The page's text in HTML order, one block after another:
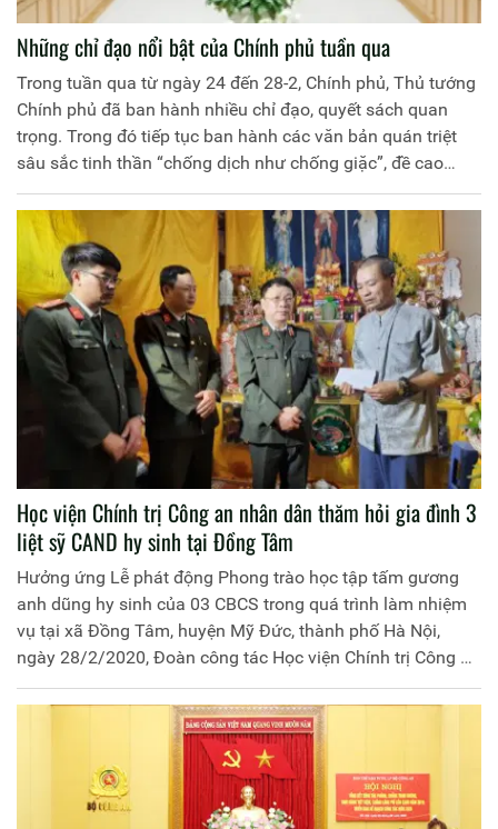
Những chỉ đạo nổi bật của Chính phủ tuần qua
Trong tuần qua từ ngày 24 đến 28-2, Chính phủ, Thủ tướng
Chính phủ đã ban hành nhiều chỉ đạo, quyết sách quan
trọng. Trong đó tiếp tục ban hành các văn bản quán triệt
sâu sắc tinh thần “chống dịch như chống giặc”, đề cao
cảnh giác, không được chủ quan, thực hiện nghiêm các
giải pháp phòng, chống dịch COVID-19.
Học viện Chính trị Công an nhân dân thăm hỏi gia đình 3
liệt sỹ CAND hy sinh tại Đồng Tâm
Hưởng ứng Lễ phát động Phong trào học tập tấm gương
anh dũng hy sinh của 03 CBCS trong quá trình làm nhiệm
vụ tại xã Đồng Tâm, huyện Mỹ Đức, thành phố Hà Nội,
ngày 28/2/2020, Đoàn công tác Học viện Chính trị Công an
nhân dân do đồng chí Thiếu tướng Dương Như Hồng, Phó
Giám đốc Học viện cùng lãnh đạo các đơn vị chức năng, tổ
chức quần chúng đã đến thăm hỏi, chia buồn, động viên
gia đình của 03 liệt sỹ.